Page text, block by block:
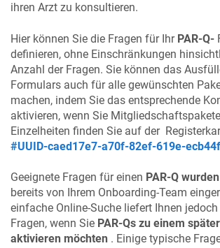
ihren Arzt zu konsultieren.
Hier können Sie die Fragen für Ihr PAR-Q-
definieren, ohne Einschränkungen
Anzahl der Fragen. Sie können das
Formulars auch für alle gewünschten
machen, indem Sie das entsprechende
aktivieren, wenn Sie
Einzelheiten finden Sie auf der
#UUID-caed17e7-a70f-82ef-619e-
Geeignete Fragen für einen PAR-Q wurden
bereits von Ihrem Onboarding-Team
einfache Online-Suche liefert Ihnen
Fragen, wenn Sie PAR-Qs zu einem
aktivieren möchten . Einige typische